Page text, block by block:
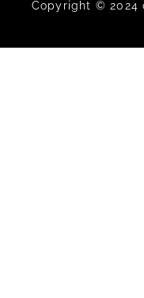
Copyright © 2024